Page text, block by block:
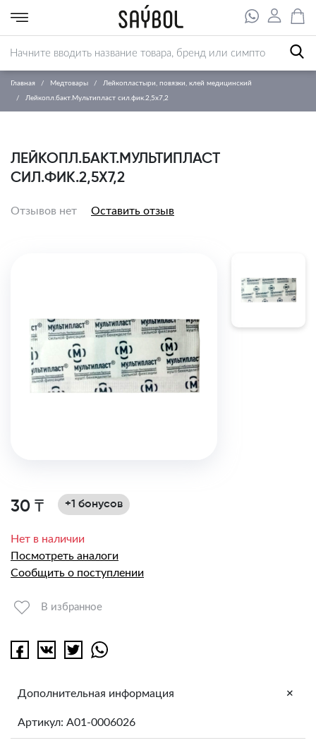
Главная Медтовары Лейкопластыри, повязки, клей медицинский
Лейкопл.бакт.Мультипласт сил.фик.2,5х7,2
ЛЕЙКОПЛ.БАКТ.МУЛЬТИПЛАСТ
СИЛ.ФИК.2,5Х7,2
Отзывов нет Оставить отзыв
30 ₸ +1 бонусов
Нет в наличии
Посмотреть аналоги
Сообщить о поступлении
В избранное
Дополнительная информация +
Артикул: A01-0006026